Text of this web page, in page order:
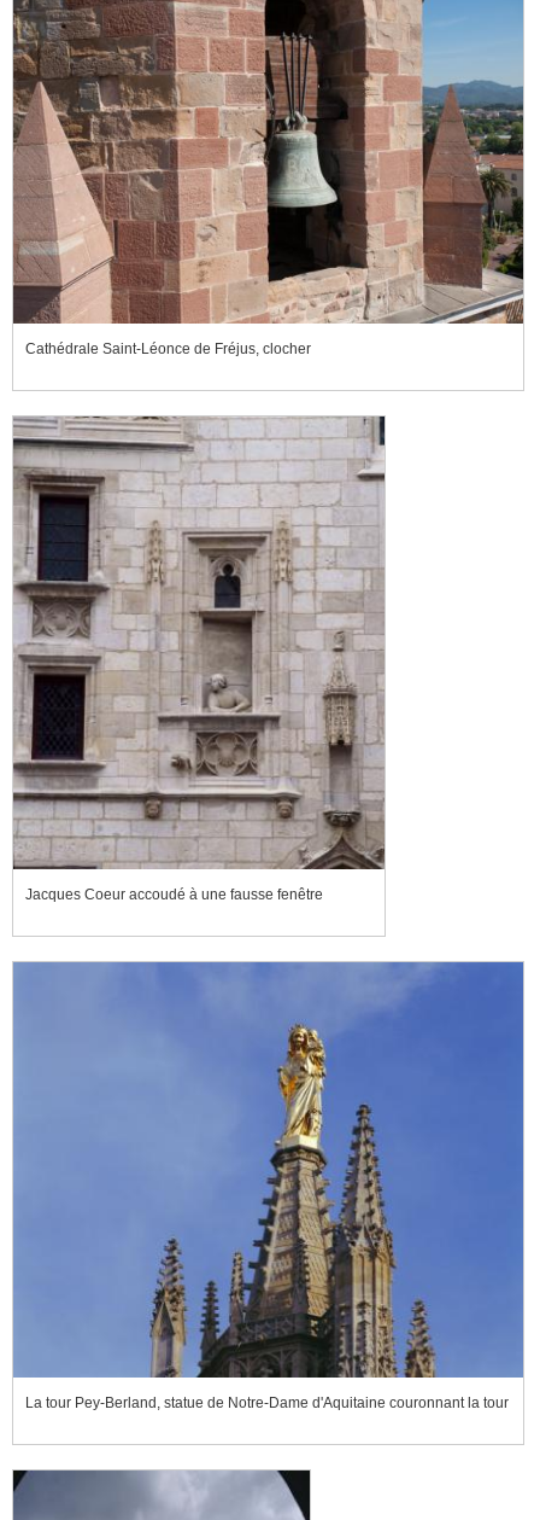
Cathédrale Saint-Léonce de Fréjus, clocher
Jacques Coeur accoudé à une fausse fenêtre
La tour Pey-Berland, statue de Notre-Dame d'Aquitaine couronnant la tour